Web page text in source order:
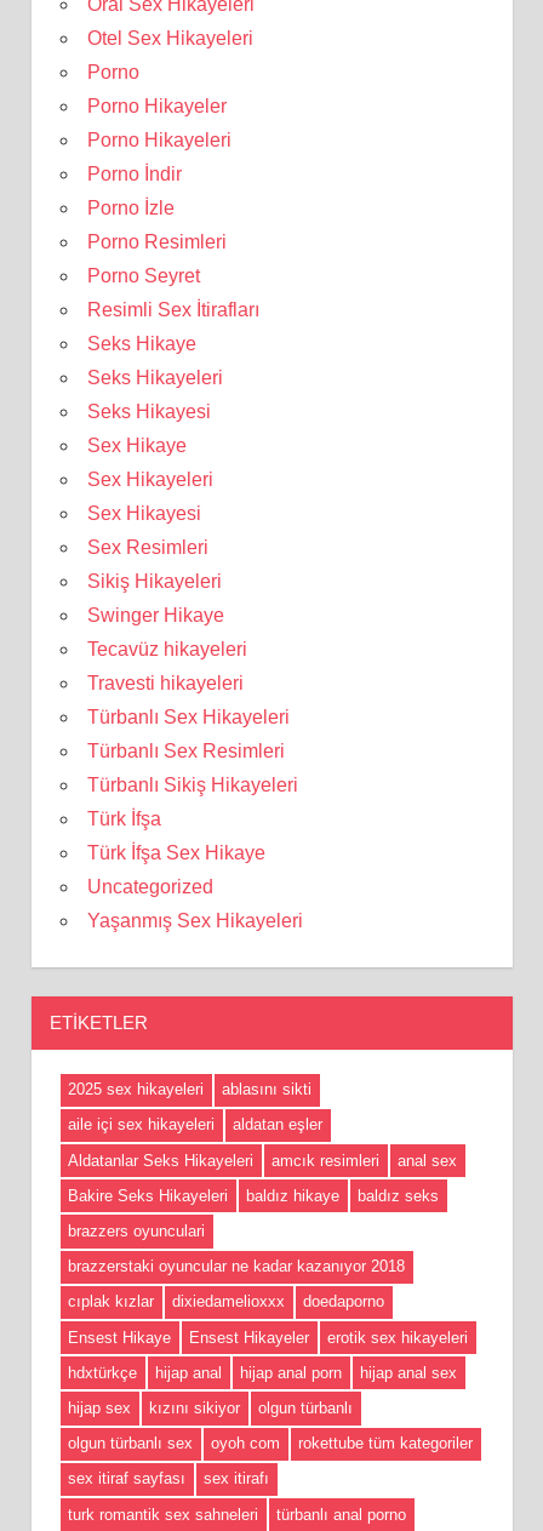
Oral Sex Hikayeleri
Otel Sex Hikayeleri
Porno
Porno Hikayeler
Porno Hikayeleri
Porno İndir
Porno İzle
Porno Resimleri
Porno Seyret
Resimli Sex İtirafları
Seks Hikaye
Seks Hikayeleri
Seks Hikayesi
Sex Hikaye
Sex Hikayeleri
Sex Hikayesi
Sex Resimleri
Sikiş Hikayeleri
Swinger Hikaye
Tecavüz hikayeleri
Travesti hikayeleri
Türbanlı Sex Hikayeleri
Türbanlı Sex Resimleri
Türbanlı Sikiş Hikayeleri
Türk İfşa
Türk İfşa Sex Hikaye
Uncategorized
Yaşanmış Sex Hikayeleri
ETIKETLER
2025 sex hikayeleri
ablasını sikti
aile içi sex hikayeleri
aldatan eşler
Aldatanlar Seks Hikayeleri
amcık resimleri
anal sex
Bakire Seks Hikayeleri
baldız hikaye
baldız seks
brazzers oyunculari
brazzerstaki oyuncular ne kadar kazanıyor 2018
cıplak kızlar
dixiedamelioxxx
doedaporno
Ensest Hikaye
Ensest Hikayeler
erotik sex hikayeleri
hdxtürkçe
hijap anal hijap anal porn
hijap anal sex
hijap sex
kızını sikiyor
olgun türbanlı
olgun türbanlı sex
oyoh com
rokettube tüm kategoriler
sex itiraf sayfası
sex itirafı
turk romantik sex sahneleri
türbanlı anal porno